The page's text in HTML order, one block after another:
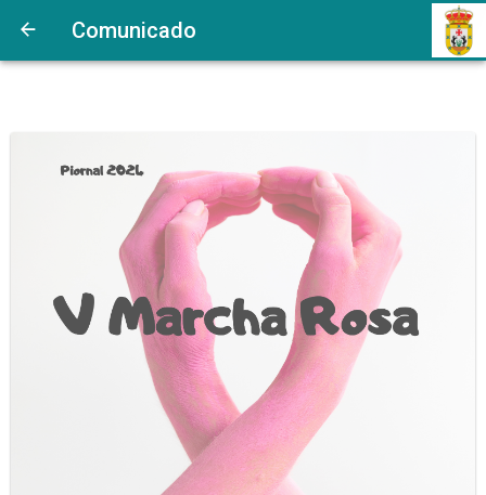
Comunicado